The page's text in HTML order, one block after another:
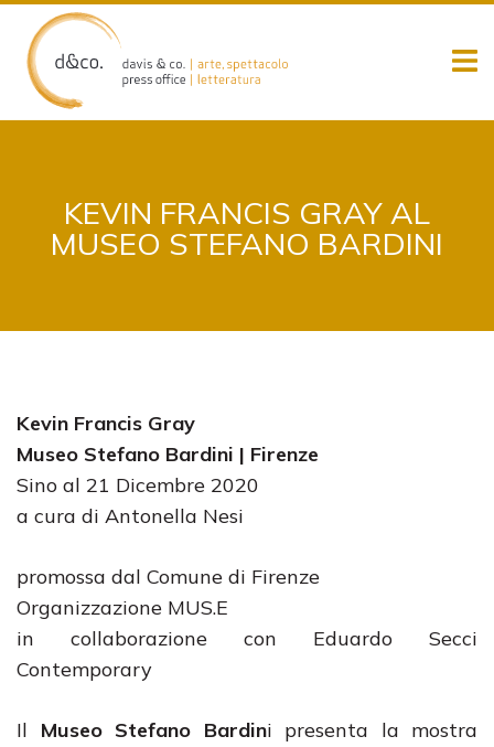
content
KEVIN FRANCIS GRAY AL
MUSEO STEFANO BARDINI
Kevin Francis Gray
Museo Stefano Bardini | Firenze
Sino al 21 Dicembre 2020
a cura di Antonella Nesi
promossa dal Comune di Firenze
Organizzazione MUS.E
in collaborazione con Eduardo Secci
Contemporary
Il Museo Stefano Bardini presenta la mostra